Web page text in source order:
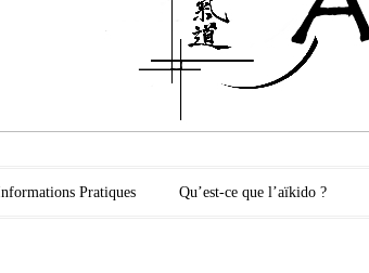
Pratiques Qu’est-ce que l’aïkido ?